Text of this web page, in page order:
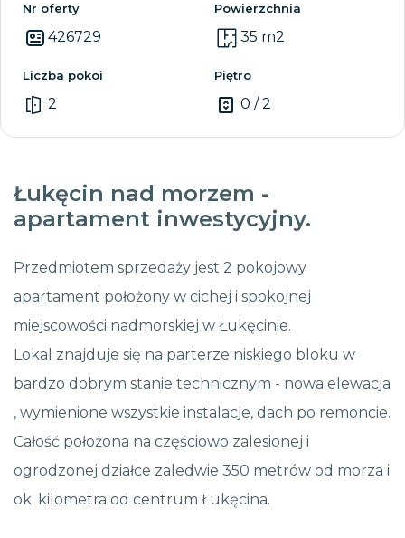
Nr oferty
426729
Powierzchnia
35 m2
Liczba pokoi
2
Piętro
0 / 2
Łukęcin nad morzem -
apartament inwestycyjny.
Przedmiotem sprzedaży jest 2 pokojowy
apartament położony w cichej i spokojnej
miejscowości nadmorskiej w Łukęcinie.
Lokal znajduje się na parterze niskiego bloku w
bardzo dobrym stanie technicznym - nowa elewacja
, wymienione wszystkie instalacje, dach po remoncie.
Całość położona na częściowo zalesionej i
ogrodzonej działce zaledwie 350 metrów od morza i
ok. kilometra od centrum Łukęcina.